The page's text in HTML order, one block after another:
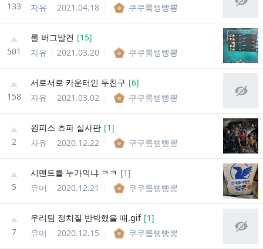
133
자유
2021.04.18 쿠쿠뤀삥빵뽕
501
롤 버그발견 [15]
자유
2021.03.20 쿠쿠뤀삥빵뽕
158
서로서로 카운터인 두친구 [6]
자유
2021.03.02 쿠쿠뤀삥빵뽕
2
원피스 쵸파 실사판 [1]
자유
2020.12.22 쿠쿠뤀삥빵뽕
5
시멘트를 누가먹냐 ㅋㅋ [1]
유머
2020.12.21 쿠쿠뤀삥빵뽕
7
우리팀 정치질 반박했을 때.gif [1]
유머
2020.12.15 쿠쿠뤀삥빵뽕